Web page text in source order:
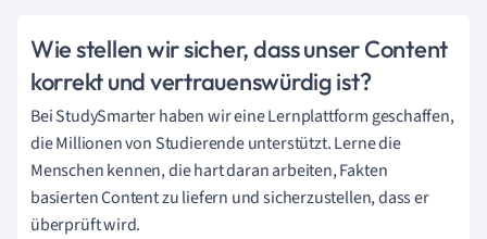
Wie stellen wir sicher, dass unser Content
korrekt und vertrauenswürdig ist?
Bei StudySmarter haben wir eine Lernplattform geschaffen,
die Millionen von Studierende unterstützt. Lerne die
Menschen kennen, die hart daran arbeiten, Fakten
basierten Content zu liefern und sicherzustellen, dass er
überprüft wird.